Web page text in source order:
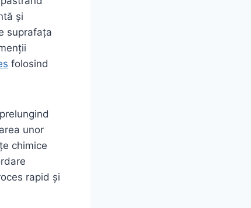
și
suprafața
folosind
unor
chimice
rapid și